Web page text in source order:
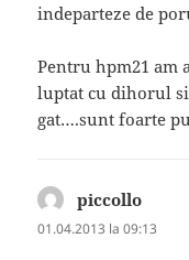
indeparteze de
Pentru hpm21 am
luptat cu dihorul
gat….sunt foarte
piccollo
01.04.2013 la 09:13